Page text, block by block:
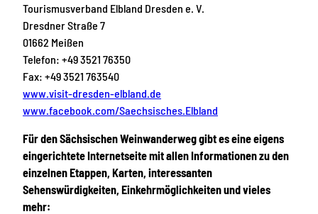
Tourismusverband Elbland Dresden e. V.
Dresdner Straße 7
01662 Meißen
Telefon: +49 3521 76350
Fax: +49 3521 763540
www.visit-dresden-elbland.de
www.facebook.com/Saechsisches.Elbland
Für den Sächsischen Weinwanderweg gibt es eine eigens
eingerichtete Internetseite mit allen Informationen zu den
einzelnen Etappen, Karten, interessanten
Sehenswürdigkeiten, Einkehrmöglichkeiten und vieles
mehr: